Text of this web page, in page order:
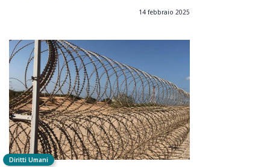
14 febbraio 2025
Diritti Umani